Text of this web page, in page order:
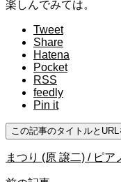
楽しんでみては。
Tweet
Share
Hatena
Pocket
RSS
feedly
Pin it
この記事のタイトルと
まつり (原 譲二) / ピ